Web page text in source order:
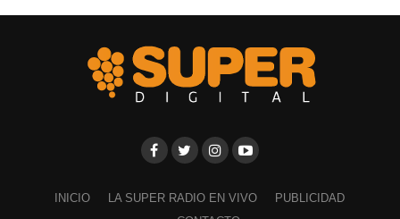
sindicales como las que hicieron a los compañeros de La
Aeronáutico o las acciones judiciales contra 170
trabajadores del subte».
los comisionados de la CIDH hicieron algunos
cuestionamientos y solicitaron explicaciones a los
INICIO LA SUPER RADIO EN VIVO
PUBLICIDAD